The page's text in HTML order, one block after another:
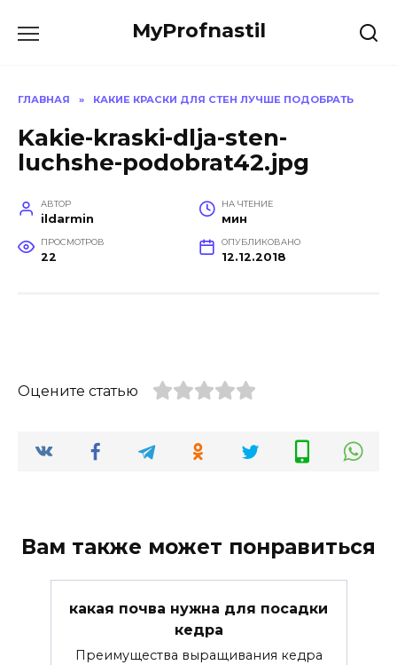
MyProfnastil
ГЛАВНАЯ » КАКИЕ КРАСКИ ДЛЯ СТЕН ЛУЧШЕ ПОДОБРАТЬ
Kakie-kraski-dlja-sten-
luchshe-podobrat42.jpg
АВТОР
ildarmin
НА ЧТЕНИЕ
мин
ПРОСМОТРОВ
22
ОПУБЛИКОВАНО
12.12.2018
Оцените статью
Вам также может понравиться
какая почва нужна для посадки
кедра
Преимущества выращивания кедра